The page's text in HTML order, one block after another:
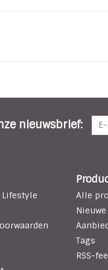
nieuwsbrief:
Lifestyle
Alle
Tags
RSS-